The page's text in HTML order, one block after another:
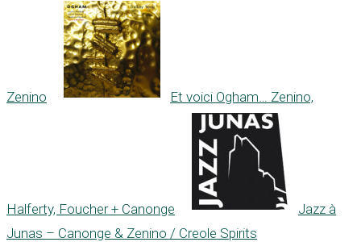
Zenino Et voici Ogham… Zenino,
Halferty, Foucher + Canonge
Jazz à
Junas – Canonge & Zenino / Creole Spirits